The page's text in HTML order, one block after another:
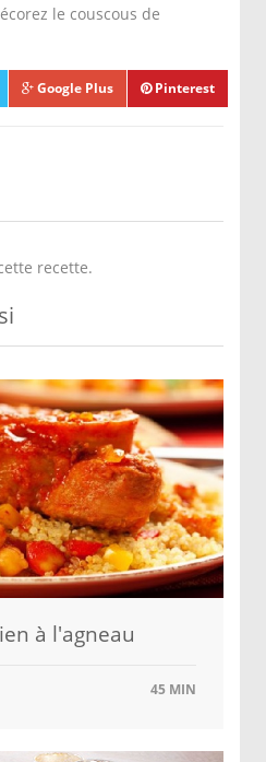
le couscous de
Google Plus Pinterest
recette.
à l'agneau
45 MIN